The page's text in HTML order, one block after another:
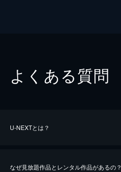
よくある質問
U-NEXTとは？
なぜ見放題作品とレンタル作品があるの？